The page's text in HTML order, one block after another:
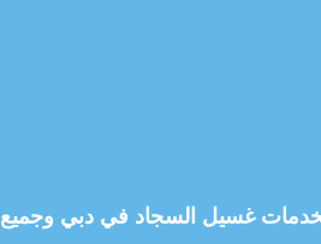
غسيل السجاد في دبي وجميع